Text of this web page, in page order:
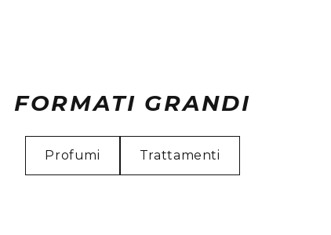
FORMATI GRANDI
Profumi Trattamenti